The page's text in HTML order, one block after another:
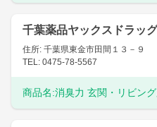
千葉薬品ヤックスドラッ
住所: 千葉県東金市田間１３－９
TEL: 0475-78-5567
商品名:消臭力 玄関・リビン